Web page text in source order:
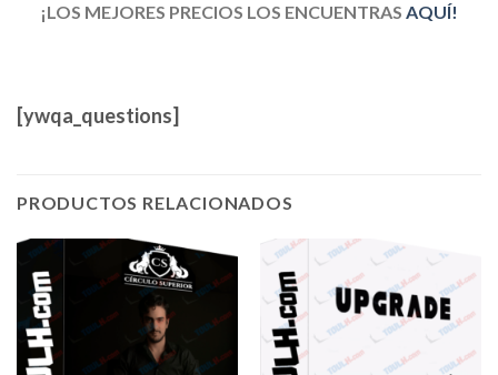
¡LOS MEJORES PRECIOS LOS ENCUENTRAS AQUÍ!
[ywqa_questions]
PRODUCTOS RELACIONADOS